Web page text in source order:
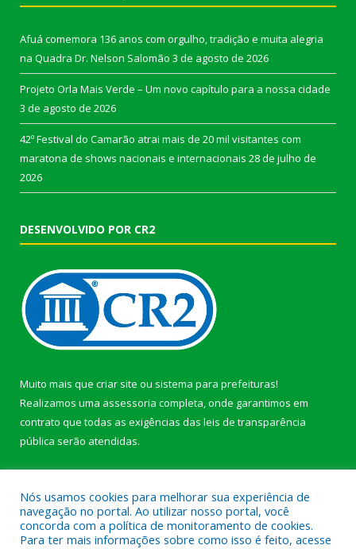
Afuá comemora 136 anos com orgulho, tradição e muita alegria
na Quadra Dr. Nelson Salomão 3 de agosto de 2026
Projeto Orla Mais Verde – Um novo capítulo para a nossa cidade
3 de agosto de 2026
42º Festival do Camarão atrai mais de 20 mil visitantes com
maratona de shows nacionais e internacionais 28 de julho de
2026
DESENVOLVIDO POR CR2
Muito mais que criar site ou sistema para prefeituras!
Realizamos uma assessoria completa, onde garantimos em
contrato que todas as exigências das leis de transparência
pública serão atendidas.
Nós usamos cookies para melhorar sua experiência de
navegação no portal. Ao utilizar nosso portal, você
concorda com a política de monitoramento de cookies.
Para ter mais informações sobre como isso é feito, acesse